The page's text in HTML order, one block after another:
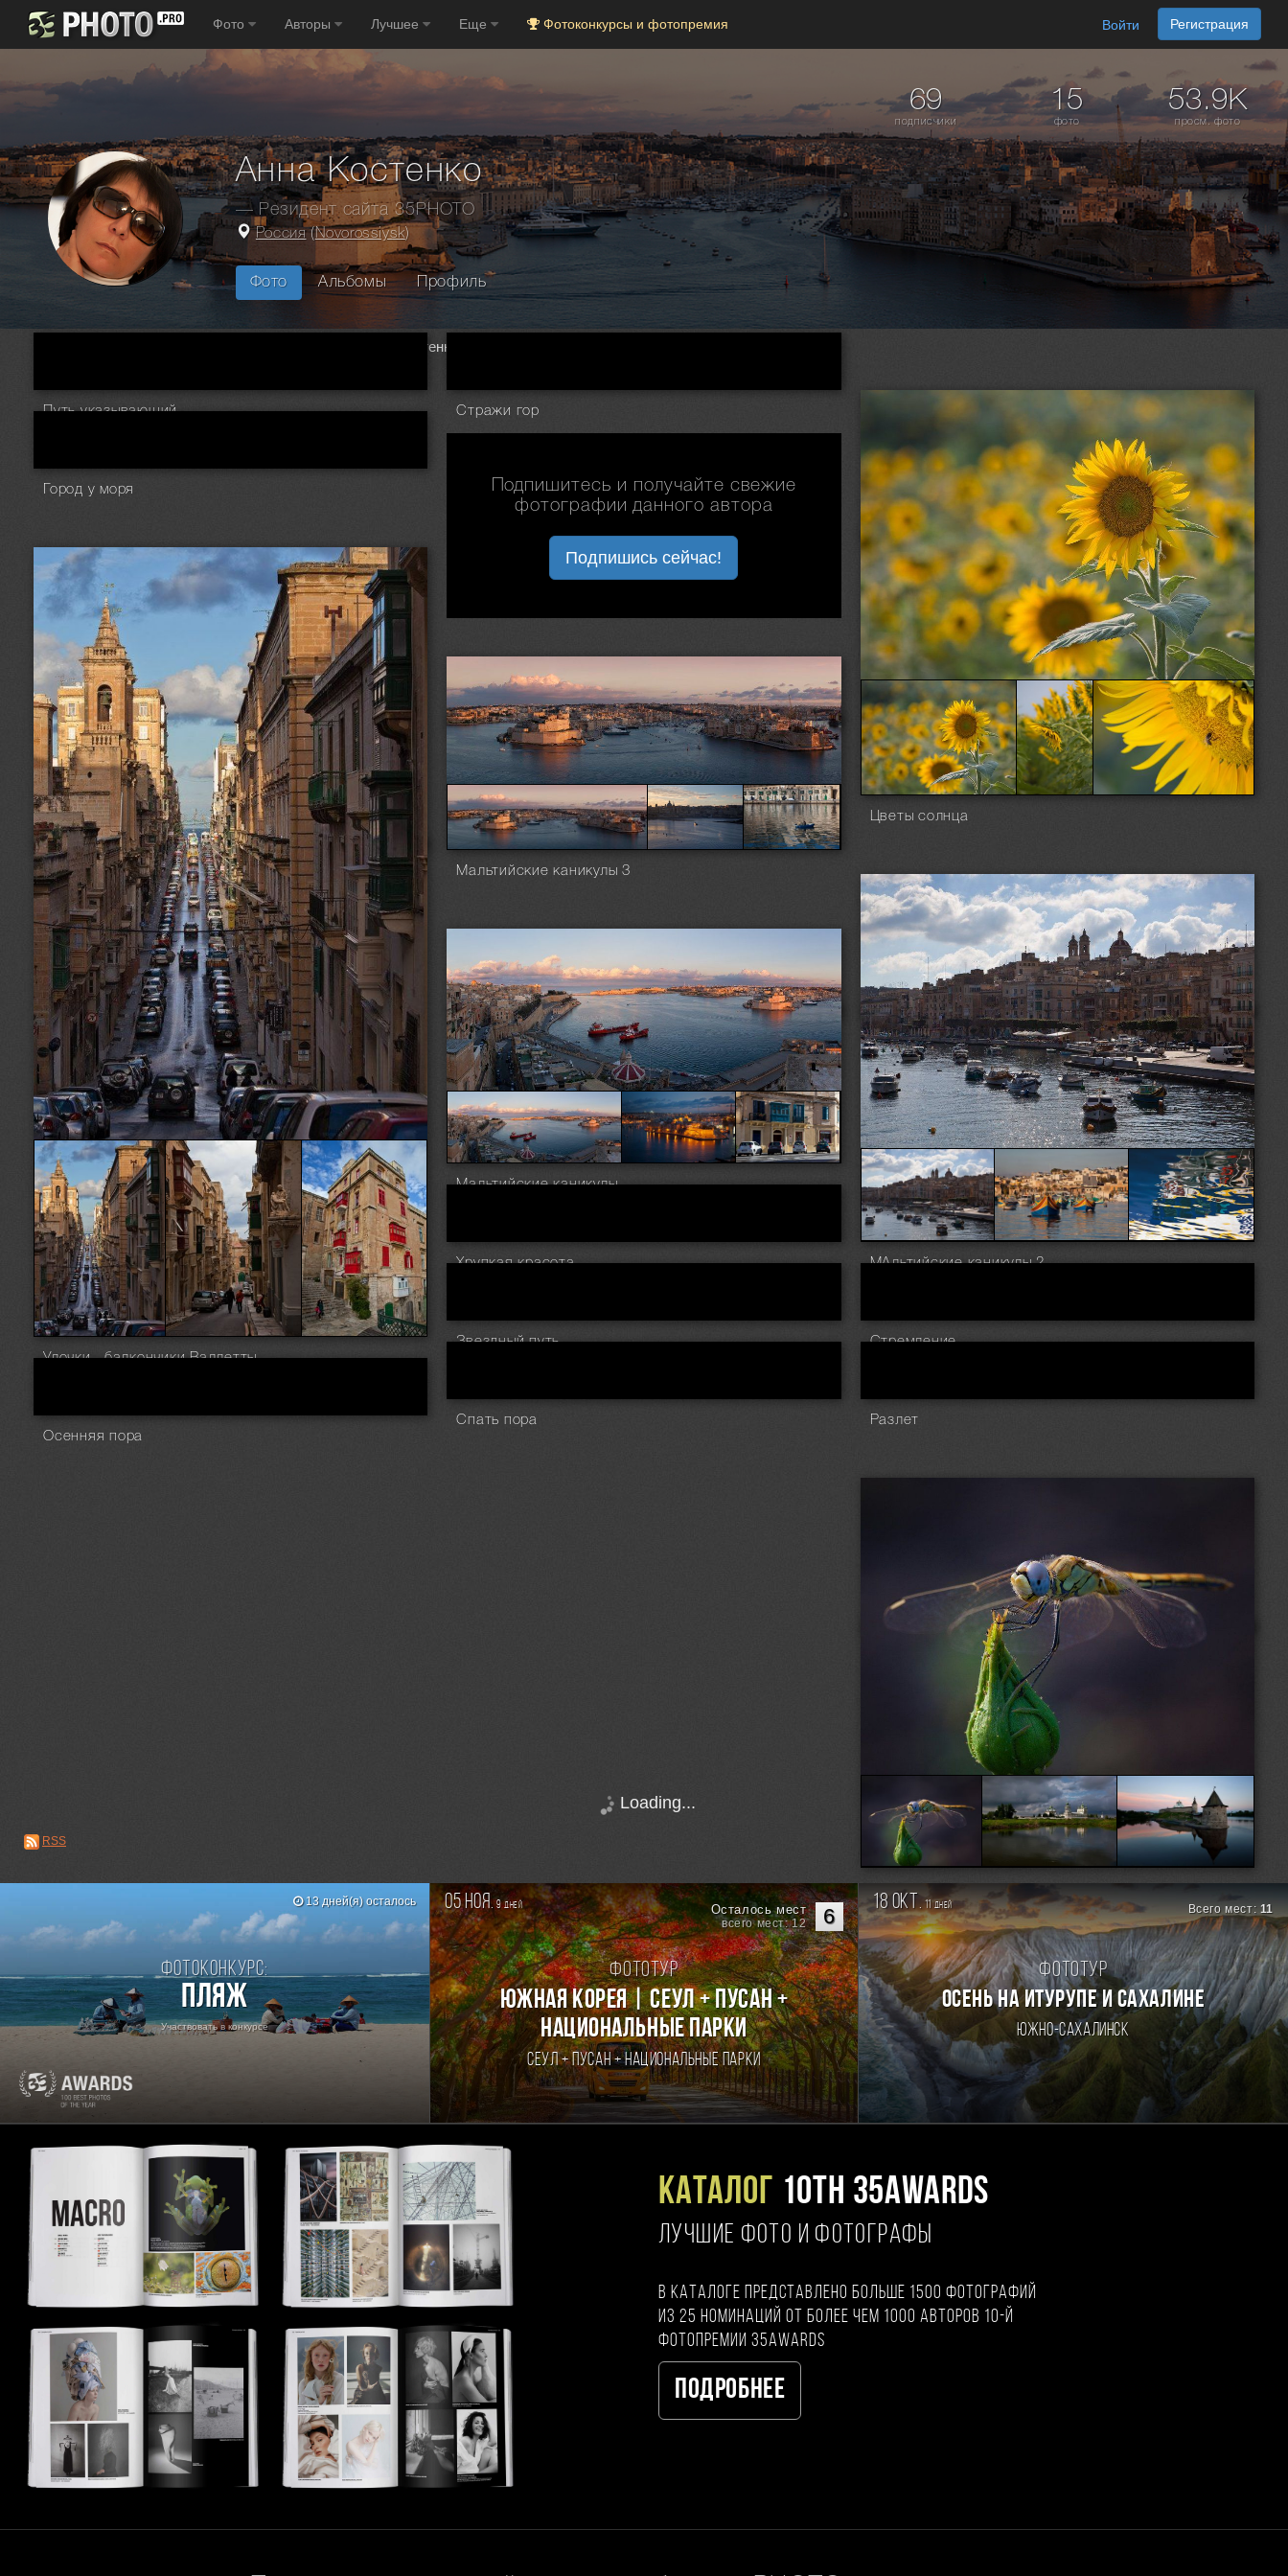
Фото Авторы Лучшее Еще Фотоконкурсы и фотопремия Войти Регистрация
69
подписчики
15
фото
53.9K
просм. фото
Анна Костенко
— Резидент сайта 35PHOTO
Россия(Novorossiysk)
Фото Альбомы Профиль
Анна Костенко
Путь указывающий... Стражи гор
Цветы солнца
Город у моря
Подпишитесь и получайте свежие
фотографии данного автора
Подпишись сейчас!
Улочки , балкончики Валлетты
Мальтийские каникулы 3
МАльтийские каникулы 2...
Мальтийские каникулы...
Хрупкая красота
Стремление
Звездный путь
Разлет
Спать пора
Осенняя пора
Loading...
RSS
Фотоконкурс:
Пляж
Участвовать в конкурсе
13 дней(я) осталось 05 ноя.9дней 6
Осталось мест
всего мест: 12
Фототур
Южная Корея | Сеул + Пусан +
национальные парки
Сеул + Пусан + национальные парки
18 окт.11 дней Всего мест: 11
Фототур
ОСЕНЬ НА ИТУРУПЕ И САХАЛИНЕ
Южно-Сахалинск
Каталог 10TH 35AWARDS
ЛУЧШИЕ ФОТО И ФОТОГРАФЫ
В каталоге представлено больше 1500 фотографий
из 25 номинаций от более чем 1000 авторов 10-й
фотопремии 35AWARDS
Подробнее